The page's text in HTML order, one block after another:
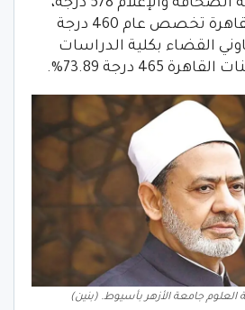
والعربية بنات شعبة الصحافة والإعلام 578 درجة،
كلية التجارة بنات القاهرة تخصص عام 460 درجة
القضاء بكلية الدراسات
465 درجة 73.89%.
جامعة الأزهر بأسيوط. (بنين)